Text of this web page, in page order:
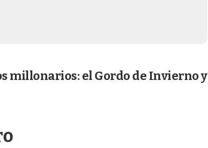
millonarios: el Gordo de Invierno y